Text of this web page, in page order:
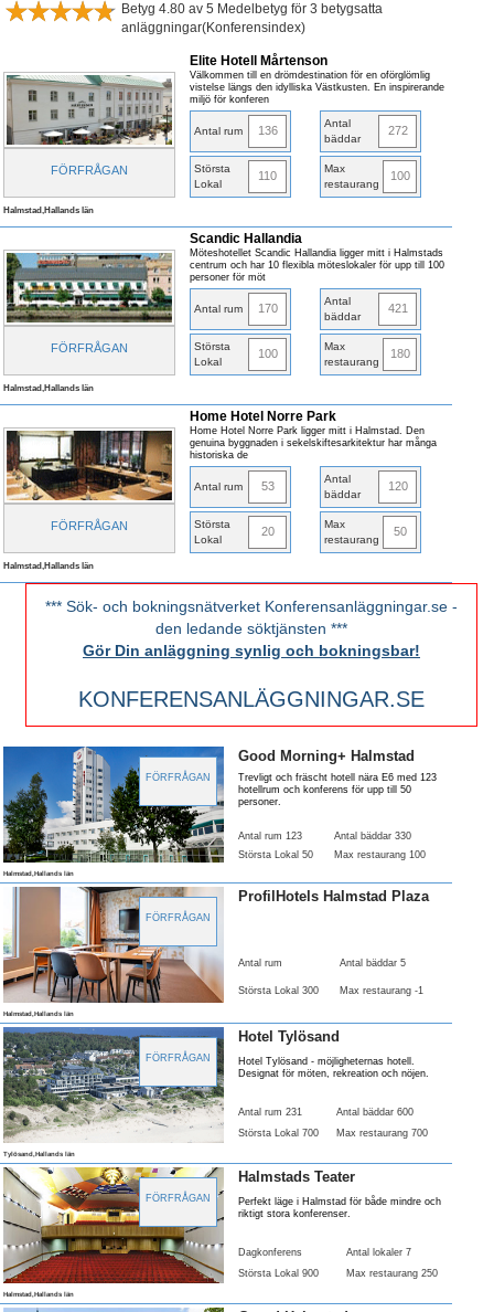
Betyg 4.80 av 5 Medelbetyg för 3 betygsatta
anläggningar(Konferensindex)
FÖRFRÅGAN
Elite Hotell Mårtenson
Välkommen till en drömdestination för en oförglömlig
vistelse längs den idylliska Västkusten. En inspirerande
miljö för konferen
Antal rum 136
Antal
bäddar
272
Största
Lokal
110
Max
restaurang
100
Halmstad,Hallands län
FÖRFRÅGAN
Scandic Hallandia
Möteshotellet Scandic Hallandia ligger mitt i Halmstads
centrum och har 10 flexibla möteslokaler för upp till 100
personer för möt
Antal rum 170
Antal
bäddar
421
Största
Lokal
100
Max
restaurang
180
Halmstad,Hallands län
FÖRFRÅGAN
Home Hotel Norre Park
Home Hotel Norre Park ligger mitt i Halmstad. Den
genuina byggnaden i sekelskiftesarkitektur har många
historiska de
Antal rum 53
Antal
bäddar
120
Största
Lokal
20
Max
restaurang
50
Halmstad,Hallands län
*** Sök- och bokningsnätverket Konferensanläggningar.se -
den ledande söktjänsten ***
Gör Din anläggning synlig och bokningsbar!
KONFERENSANLÄGGNINGAR.SE
FÖRFRÅGAN
Good Morning+ Halmstad
Trevligt och fräscht hotell nära E6 med 123
hotellrum och konferens för upp till 50
personer.
Antal rum 123
Antal bäddar 330
Största Lokal 50
Max restaurang 100
Halmstad,Hallands län
FÖRFRÅGAN
ProfilHotels Halmstad Plaza
Antal rum Antal bäddar 5
Största Lokal 300 Max restaurang -1
Halmstad,Hallands län
FÖRFRÅGAN
Hotel Tylösand
Hotel Tylösand - möjligheternas hotell.
Designat för möten, rekreation och nöjen.
Antal rum 231
Antal bäddar 600
Största Lokal 700
Max restaurang 700
Tylösand,Hallands län
FÖRFRÅGAN
Halmstads Teater
Perfekt läge i Halmstad för både mindre och
riktigt stora konferenser.
Dagkonferens
Antal lokaler 7
Största Lokal 900
Max restaurang 250
Halmstad,Hallands län